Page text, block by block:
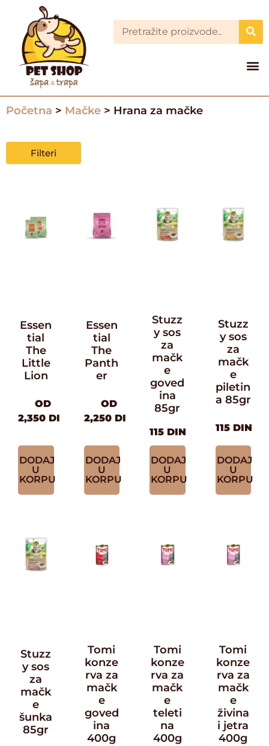
Početna > Mačke > Hrana za mačke
Filteri
Essen
tial
The
Little
Lion
OD
2,350 DIN
DODAJ
U
KORPU
Essen
tial
The
Panth
er
OD
2,250 DIN
DODAJ
U
KORPU
Stuzz
y sos
za
mačk
e
goved
ina
85gr
115 DIN
DODAJ
U
KORPU
Stuzz
y sos
za
mačk
e
piletin
a 85gr
115 DIN
DODAJ
U
KORPU
Stuzz
y sos
za
mačk
e
šunka
85gr
Tomi
konze
rva za
mačk
e
goved
ina
400g
Tomi
konze
rva za
mačk
e
teleti
na
400g
Tomi
konze
rva za
mačk
e
živina
i jetra
400g